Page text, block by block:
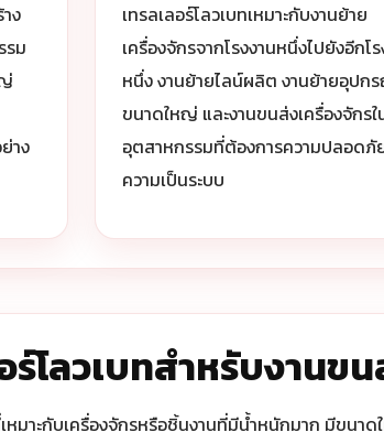
ง
รม
าง
เทรลเลอร์โลวเบทเหมาะกับงานย้าย
เครื่องจักรจากโรงงานหนึ่งไปยังอีกโ
หนึ่ง งานย้ายไลน์ผลิต งานย้ายอุปก
ขนาดใหญ่ และงานขนส่งเครื่องจักร
อุตสาหกรรมที่ต้องการความปลอดภั
ความเป็นระบบ
ร์โลวเบทสำหรับงานข
เหมาะกับเครื่องจักรหรือชิ้นงานที่มีน้ำหนักมาก มีข